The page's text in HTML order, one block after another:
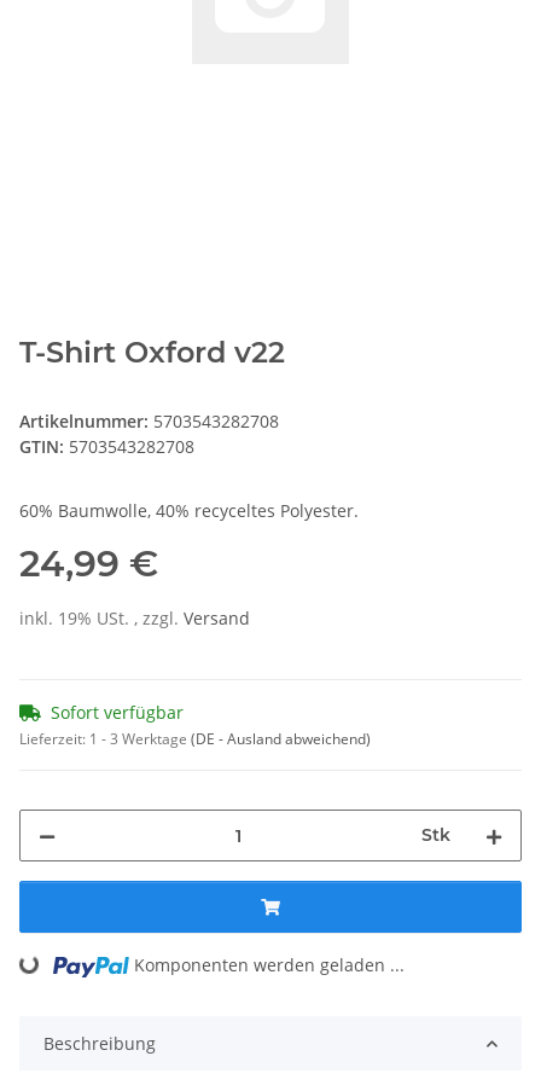
T-Shirt Oxford v22
Artikelnummer: 5703543282708
GTIN: 5703543282708
60% Baumwolle, 40% recyceltes Polyester.
24,99 €
inkl. 19% USt. , zzgl. Versand
Sofort verfügbar
Lieferzeit: 1 - 3 Werktage (DE - Ausland abweichend)
Stk
Loading... Komponenten werden geladen ...
Beschreibung